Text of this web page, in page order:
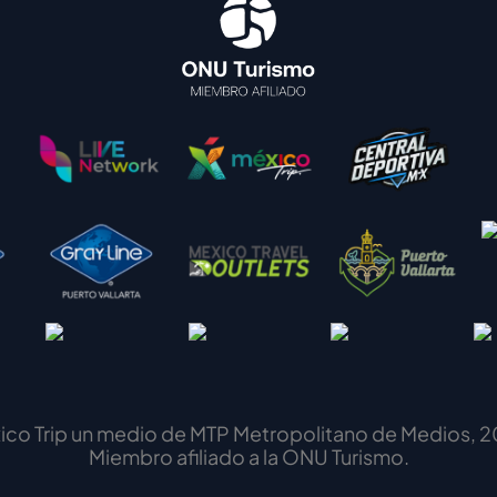
Trip un medio de MTP Metropolitano de Medios,
Miembro afiliado a la ONU Turismo.